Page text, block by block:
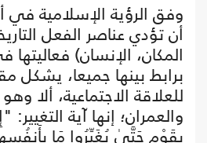
وفق الرؤية الإسلامية في
أن تؤدي عناصر الفعل
المكان، الإنسان) فعاليتها
برابط بينها جميعا، يشكل
للعلاقة الاجتماعية، ألا
والعمران؛ إنها آية التغيير: